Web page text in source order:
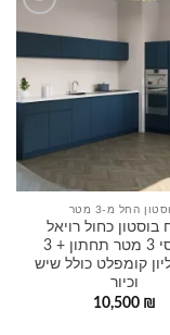
הוסף
שלי
החל מ-3 מטר
כחול רויאל
אפוקסי 3 מטר תחתון + 3
קומפלט כולל שיש
וכיור
10,500 ₪